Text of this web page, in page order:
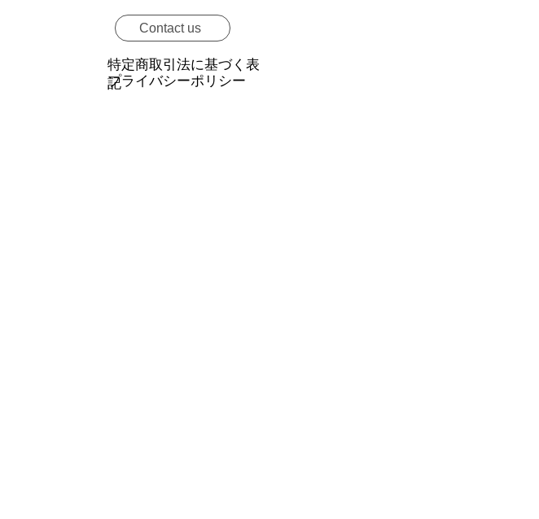
Contact us
特定商取引法に基づく表
記
プライバシーポリシー